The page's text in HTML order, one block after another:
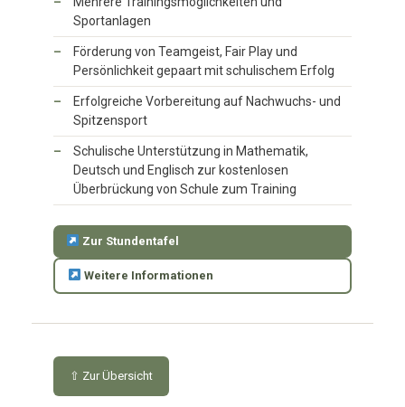
Sportanlagen
Förderung von Teamgeist, Fair Play und
Persönlichkeit gepaart mit schulischem Erfolg
Erfolgreiche Vorbereitung auf Nachwuchs- und
Spitzensport
Schulische Unterstützung in Mathematik,
Deutsch und Englisch zur kostenlosen
Überbrückung von Schule zum Training
Zur Stundentafel
Weitere Informationen
⇧ Zur Übersicht